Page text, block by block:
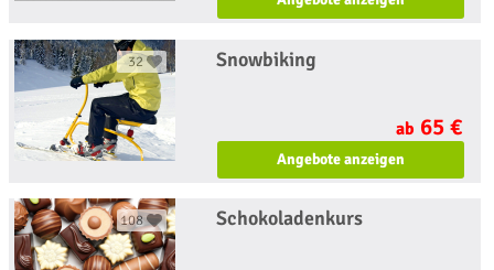
32 Snowbiking
ab 65 €
Angebote anzeigen
108 Schokoladenkurs